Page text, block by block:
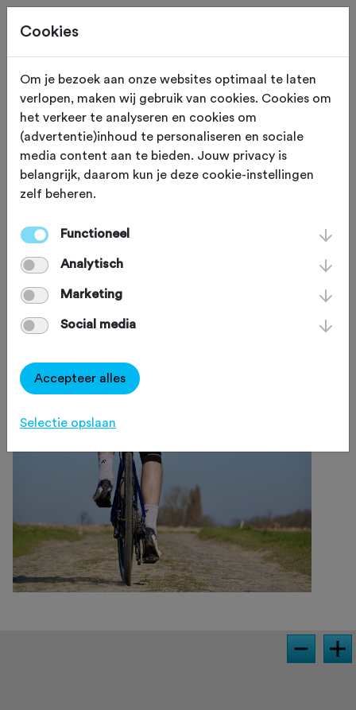
KASSEI STROOK Orchies
Orchies
Raas over de kasseien van het dorpje
Orchies. De kasseistrook werd voor
het eerst opgenomen in de
wielerwedstrijd Parijs-Roubaix in 1980.
De strook is L-vormig en in totaal 1.700
Cookies
Om je bezoek aan onze websites optimaal te laten
verlopen, maken wij gebruik van cookies. Cookies om
het verkeer te analyseren en cookies om
(advertentie)inhoud te personaliseren en sociale
media content aan te bieden. Jouw privacy is
belangrijk, daarom kun je deze cookie-instellingen
zelf beheren.
Functioneel
Analytisch
Marketing
Social media
Accepteer alles
Selectie opslaan